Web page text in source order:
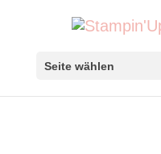
Seite wählen